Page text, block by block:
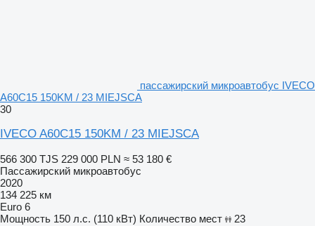
пассажирский микроавтобус IVECO
A60C15 150KM / 23 MIEJSCA
30
IVECO A60C15 150KM / 23 MIEJSCA
566 300 TJS 229 000 PLN ≈ 53 180 €
Пассажирский микроавтобус
2020
134 225 км
Euro 6
Мощность 150 л.с. (110 кВт) Количество мест
23